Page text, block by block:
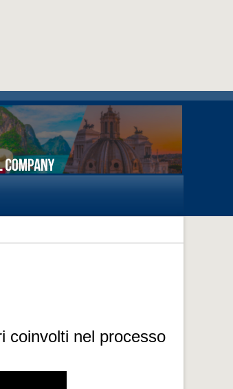
coinvolti nel processo